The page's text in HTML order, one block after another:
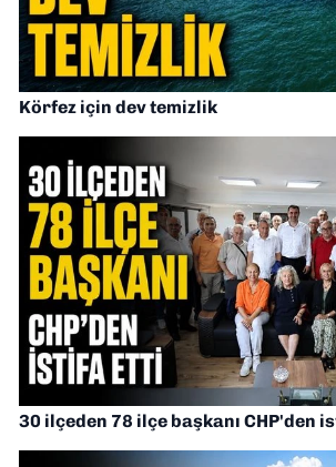
Körfez için dev temizlik
30 ilçeden 78 ilçe başkanı CHP'den